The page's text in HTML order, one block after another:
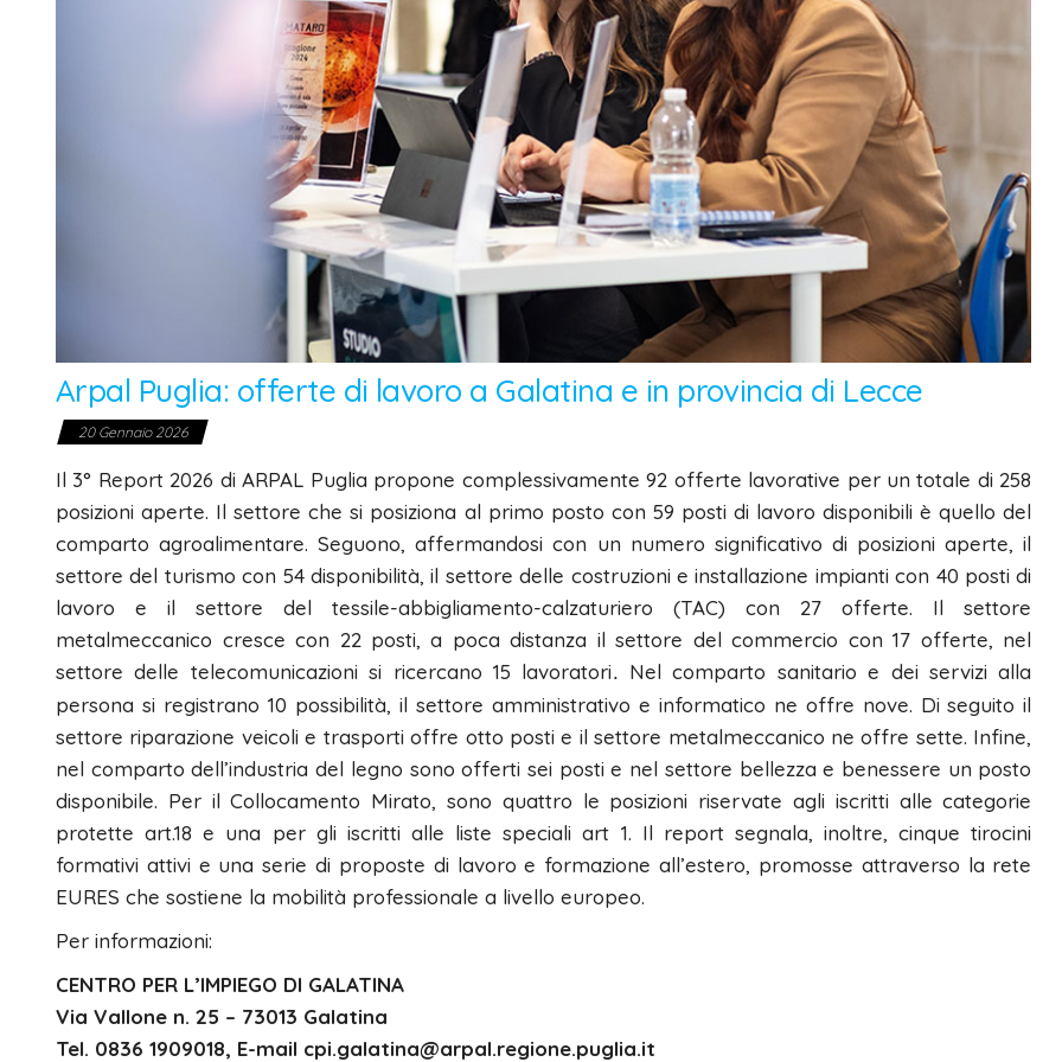
Arpal Puglia: offerte di lavoro a Galatina e in provincia di Lecce
20 Gennaio 2026
Il3° Report 2026 di ARPAL Puglia propone complessivamente92 offerte lavorative per un totale di 258
posizioni aperte. Il settore che si posiziona al primo posto con 59 posti di lavoro disponibiliè quello del
compartoagroalimentare.Seguono, affermandosi con un numero significativo di posizioni aperte, il
settore del turismocon 54 disponibilità,il settore delle costruzioni e installazione impianti con 40 posti di
lavoroe il settore deltessile-abbigliamento-calzaturiero (TAC) con 27 offerte. Il settore
metalmeccanico cresce con 22 posti,a poca distanza il settore del commercio con 17 offerte, nel
settore delle telecomunicazionisi ricercano15 lavoratori. Nel comparto sanitario e dei servizi alla
persona si registrano 10 possibilità, il settore amministrativo e informatico ne offre nove. Di seguito il
settore riparazione veicoli e trasporti offre otto postie il settore metalmeccanico ne offre sette. Infine,
nel comparto dell’industria del legno sono offerti sei postie nel settore bellezza e benessere un posto
disponibile. Per il Collocamento Mirato, sono quattro le posizioni riservate agli iscritti alle categorie
protette art.18e una per gli iscritti alle liste speciali art 1. Il report segnala, inoltre, cinque tirocini
formativi attivi e una serie di proposte di lavoro e formazione all’estero, promosse attraverso la rete
EURES che sostiene la mobilità professionale a livello europeo.
Per informazioni:
CENTRO PER L’IMPIEGO DI GALATINA
Via Vallone n. 25 – 73013 Galatina
Tel. 0836 1909018, E-mail cpi.galatina@arpal.regione.puglia.it